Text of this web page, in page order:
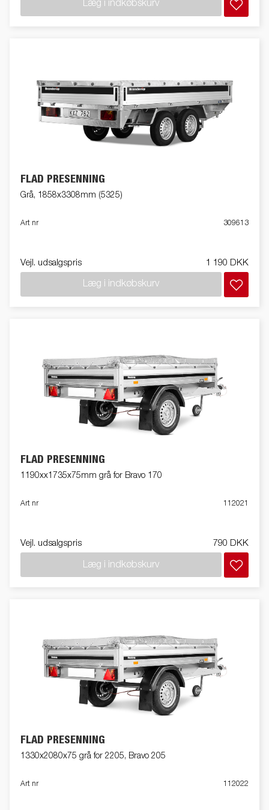
Læg i indkøbskurv
FLAD PRESENNING
Grå, 1858x3308mm (5325)
Art nr 309613
Vejl. udsalgspris 1 190 DKK
Læg i indkøbskurv
FLAD PRESENNING
1190xx1735x75mm grå for Bravo 170
Art nr 112021
Vejl. udsalgspris 790 DKK
Læg i indkøbskurv
FLAD PRESENNING
1330x2080x75 grå for 2205, Bravo 205
Art nr 112022